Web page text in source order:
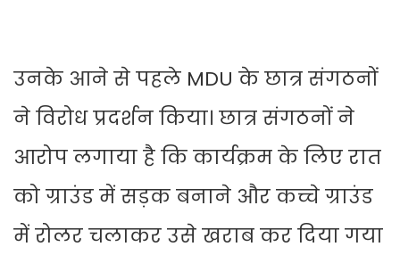
उनके आने से पहले MDU के छात्र संगठनों
ने विरोध प्रदर्शन किया। छात्र संगठनों ने
आरोप लगाया है कि कार्यक्रम के लिए रात
को ग्राउंड में सड़क बनाने और कच्चे ग्राउंड
में रोलर चलाकर उसे खराब कर दिया गया